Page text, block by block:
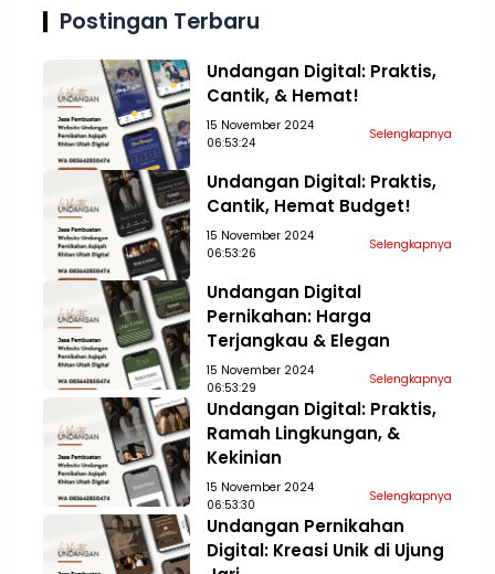
Aceh Tamiang
Aceh Tengah
Postingan Terbaru
Undangan Digital: Praktis,
Cantik, & Hemat!
15 November 2024
06:53:24
Selengkapnya
Undangan Digital: Praktis,
Cantik, Hemat Budget!
15 November 2024
06:53:26
Selengkapnya
Undangan Digital
Pernikahan: Harga
Terjangkau & Elegan
15 November 2024
06:53:29
Selengkapnya
Undangan Digital: Praktis,
Ramah Lingkungan, &
Kekinian
15 November 2024
06:53:30
Selengkapnya
Undangan Pernikahan
Digital: Kreasi Unik di Ujung